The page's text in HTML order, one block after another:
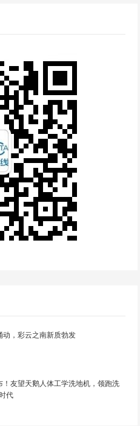
动，彩云之南新质勃发
！友望天鹅人体工学洗地机，领跑洗
代